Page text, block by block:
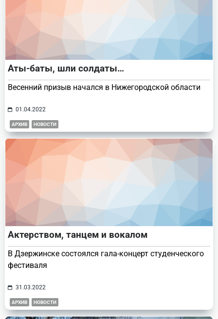
Аты-баты, шли солдаты…
Весенний призыв начался в Нижегородской области
01.04.2022
АРХИВ НОВОСТИ
Актерством, танцем и вокалом
В Дзержинске состоялся гала-концерт студенческого
фестиваля
31.03.2022
АРХИВ НОВОСТИ